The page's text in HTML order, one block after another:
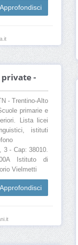
Approfondisci
private -
- Trentino-Alto
primarie e
Lista licei
istituti
3 - Cap: 38010.
Istituto di
Vielmetti
Approfondisci